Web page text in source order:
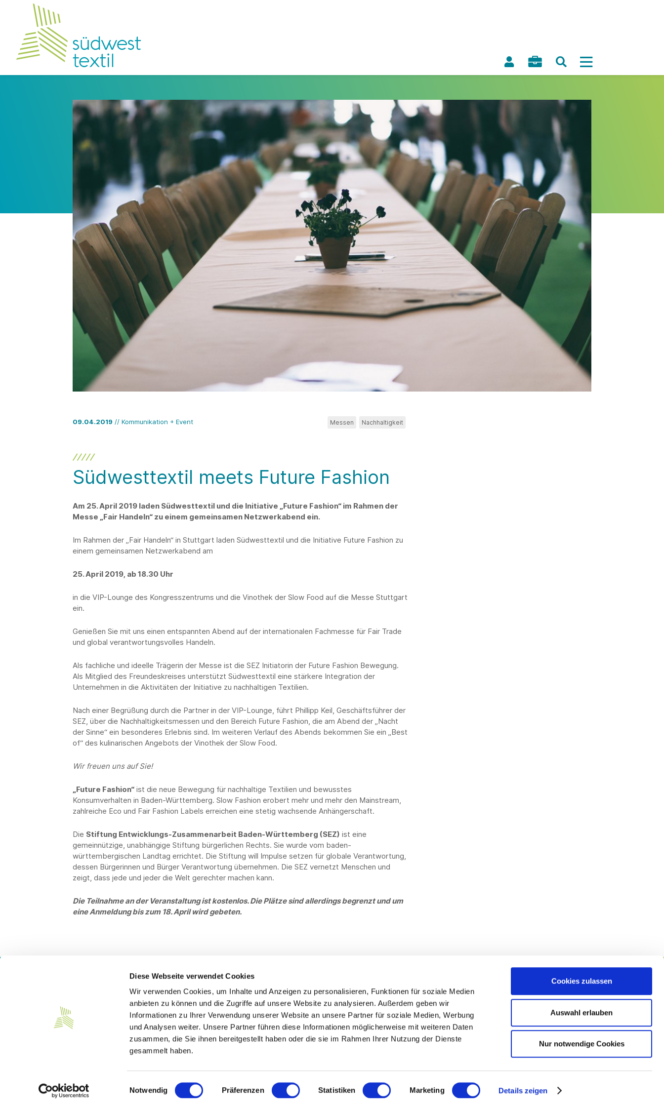
Diese Webseite verwendet Cookies
Wir verwenden Cookies, um Inhalte und Anzeigen zu personalisieren, Funktionen für soziale Medien
anbieten zu können und die Zugriffe auf unsere Website zu analysieren. Außerdem geben wir
Informationen zu Ihrer Verwendung unserer Website an unsere Partner für soziale Medien, Werbung
und Analysen weiter. Unsere Partner führen diese Informationen möglicherweise mit weiteren Daten
zusammen, die Sie ihnen bereitgestellt haben oder die sie im Rahmen Ihrer Nutzung der Dienste
gesammelt haben.
Einwilligungsauswahl
Notwendig Präferenzen Statistiken Marketing Details zeigen
Cookies zulassen
Auswahl erlauben
Nur notwendige Cookies
09.04.2019 // Kommunikation + Event Messen Nachhaltigkeit
Südwesttextil meets Future Fashion
Am 25. April 2019 laden Südwesttextil und die Initiative „Future Fashion“ im Rahmen der
Messe „Fair Handeln“ zu einem gemeinsamen Netzwerkabend ein.
Im Rahmen der „Fair Handeln“ in Stuttgart laden Südwesttextil und die Initiative Future Fashion zu
einem gemeinsamen Netzwerkabend am
25. April 2019, ab 18.30 Uhr
in die VIP-Lounge des Kongresszentrums und die Vinothek der Slow Food auf die Messe Stuttgart
ein.
Genießen Sie mit uns einen entspannten Abend auf der internationalen Fachmesse für Fair Trade
und global verantwortungsvolles Handeln.
Als fachliche und ideelle Trägerin der Messe ist die SEZ Initiatorin der Future Fashion Bewegung.
Als Mitglied des Freundeskreises unterstützt Südwesttextil eine stärkere Integration der
Unternehmen in die Aktivitäten der Initiative zu nachhaltigen Textilien.
Nach einer Begrüßung durch die Partner in der VIP-Lounge, führt Phillipp Keil, Geschäftsführer der
SEZ, über die Nachhaltigkeitsmessen und den Bereich Future Fashion, die am Abend der „Nacht
der Sinne“ ein besonderes Erlebnis sind. Im weiteren Verlauf des Abends bekommen Sie ein „Best
of“ des kulinarischen Angebots der Vinothek der Slow Food.
Wir freuen uns auf Sie!
„Future Fashion“ ist die neue Bewegung für nachhaltige Textilien und bewusstes
Konsumverhalten in Baden-Württemberg. Slow Fashion erobert mehr und mehr den Mainstream,
zahlreiche Eco und Fair Fashion Labels erreichen eine stetig wachsende Anhängerschaft.
Die Stiftung Entwicklungs-Zusammenarbeit Baden-Württemberg (SEZ) ist eine
gemeinnützige, unabhängige Stiftung bürgerlichen Rechts. Sie wurde vom baden-
württembergischen Landtag errichtet. Die Stiftung will Impulse setzen für globale Verantwortung,
dessen Bürgerinnen und Bürger Verantwortung übernehmen. Die SEZ vernetzt Menschen und
zeigt, dass jede und jeder die Welt gerechter machen kann.
Die Teilnahme an der Veranstaltung ist kostenlos. Die Plätze sind allerdings begrenzt und um
eine Anmeldung bis zum 18. April wird gebeten.
Südwesttextil e. V.
Türlenstraße 6
+49 711 21050-0
Service
Impressum
Mitglied werden
Presse
Folgen Sie uns